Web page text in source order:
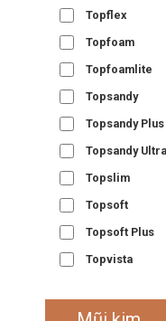
Topflex
Topfoam
Topfoamlite
Topsandy
Topsandy Plus
Topsandy Ultra
Topslim
Topsoft
Topsoft Plus
Topvista